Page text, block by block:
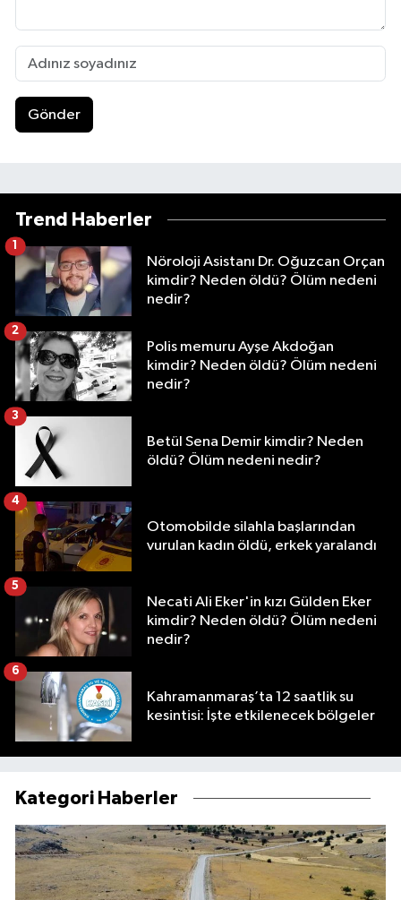
Gönder
Trend Haberler
Nöroloji Asistanı Dr. Oğuzcan Orçan
kimdir? Neden öldü? Ölüm nedeni
nedir?
1
Polis memuru Ayşe Akdoğan
kimdir? Neden öldü? Ölüm nedeni
nedir?
2
Betül Sena Demir kimdir? Neden
öldü? Ölüm nedeni nedir?
3
Otomobilde silahla başlarından
vurulan kadın öldü, erkek yaralandı
4
Necati Ali Eker'in kızı Gülden Eker
kimdir? Neden öldü? Ölüm nedeni
nedir?
5
Kahramanmaraş’ta 12 saatlik su
kesintisi: İşte etkilenecek bölgeler
6
Kategori Haberler